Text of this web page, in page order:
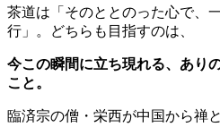
茶道は「そのととのった心で、
行」。どちらも目指すのは、
今この瞬間に立ち現れる、あり
こと。
臨済宗の僧・栄西が中国から禅